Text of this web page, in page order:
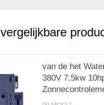
vergelijkbare
van de het
380V 7.5kw
Solar Pumping